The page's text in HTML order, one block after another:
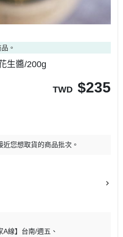
。
生醬/200g
TWD $235
您想取貨的商品批次。
A線】台南/週五